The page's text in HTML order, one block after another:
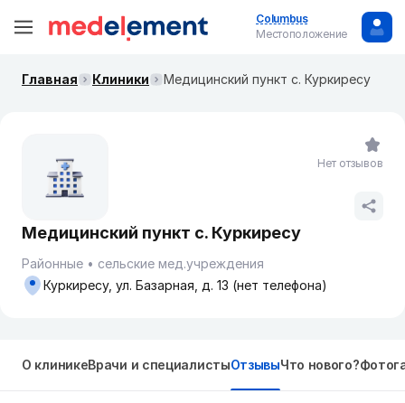
Columbus
Местоположение
Главная Клиники Медицинский пункт с. Куркиресу
Медицинский пункт с. Куркиресу
Районные
сельские мед.учреждения
Куркиресу, ул. Базарная, д. 13 (нет телефона)
Нет отзывов
О клиникеВрачи и специалистыОтзывыЧто нового?